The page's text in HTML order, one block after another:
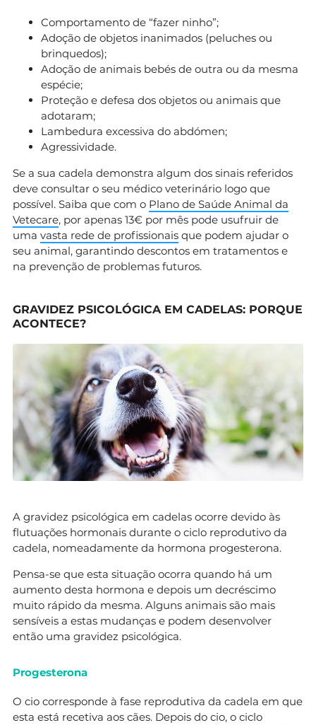
Comportamento de “fazer ninho”;
Adoção de objetos inanimados (peluches ou
brinquedos);
Adoção de animais bebés de outra ou da mesma
espécie;
Proteção e defesa dos objetos ou animais que
adotaram;
Lambedura excessiva do abdómen;
Agressividade.
Se a sua cadela demonstra algum dos sinais referidos
deve consultar o seu médico veterinário logo que
possível. Saiba que com o Plano de Saúde Animal da
Vetecare, por apenas 13€ por mês pode usufruir de
uma vasta rede de profissionais que podem ajudar o
seu animal, garantindo descontos em tratamentos e
na prevenção de problemas futuros.
GRAVIDEZ PSICOLÓGICA EM CADELAS: PORQUE
ACONTECE?
A gravidez psicológica em cadelas ocorre devido às
flutuações hormonais durante o ciclo reprodutivo da
cadela, nomeadamente da hormona progesterona.
Pensa-se que esta situação ocorra quando há um
aumento desta hormona e depois um decréscimo
muito rápido da mesma. Alguns animais são mais
sensíveis a estas mudanças e podem desenvolver
então uma gravidez psicológica.
Progesterona
O cio corresponde à fase reprodutiva da cadela em que
esta está recetiva aos cães. Depois do cio, o ciclo